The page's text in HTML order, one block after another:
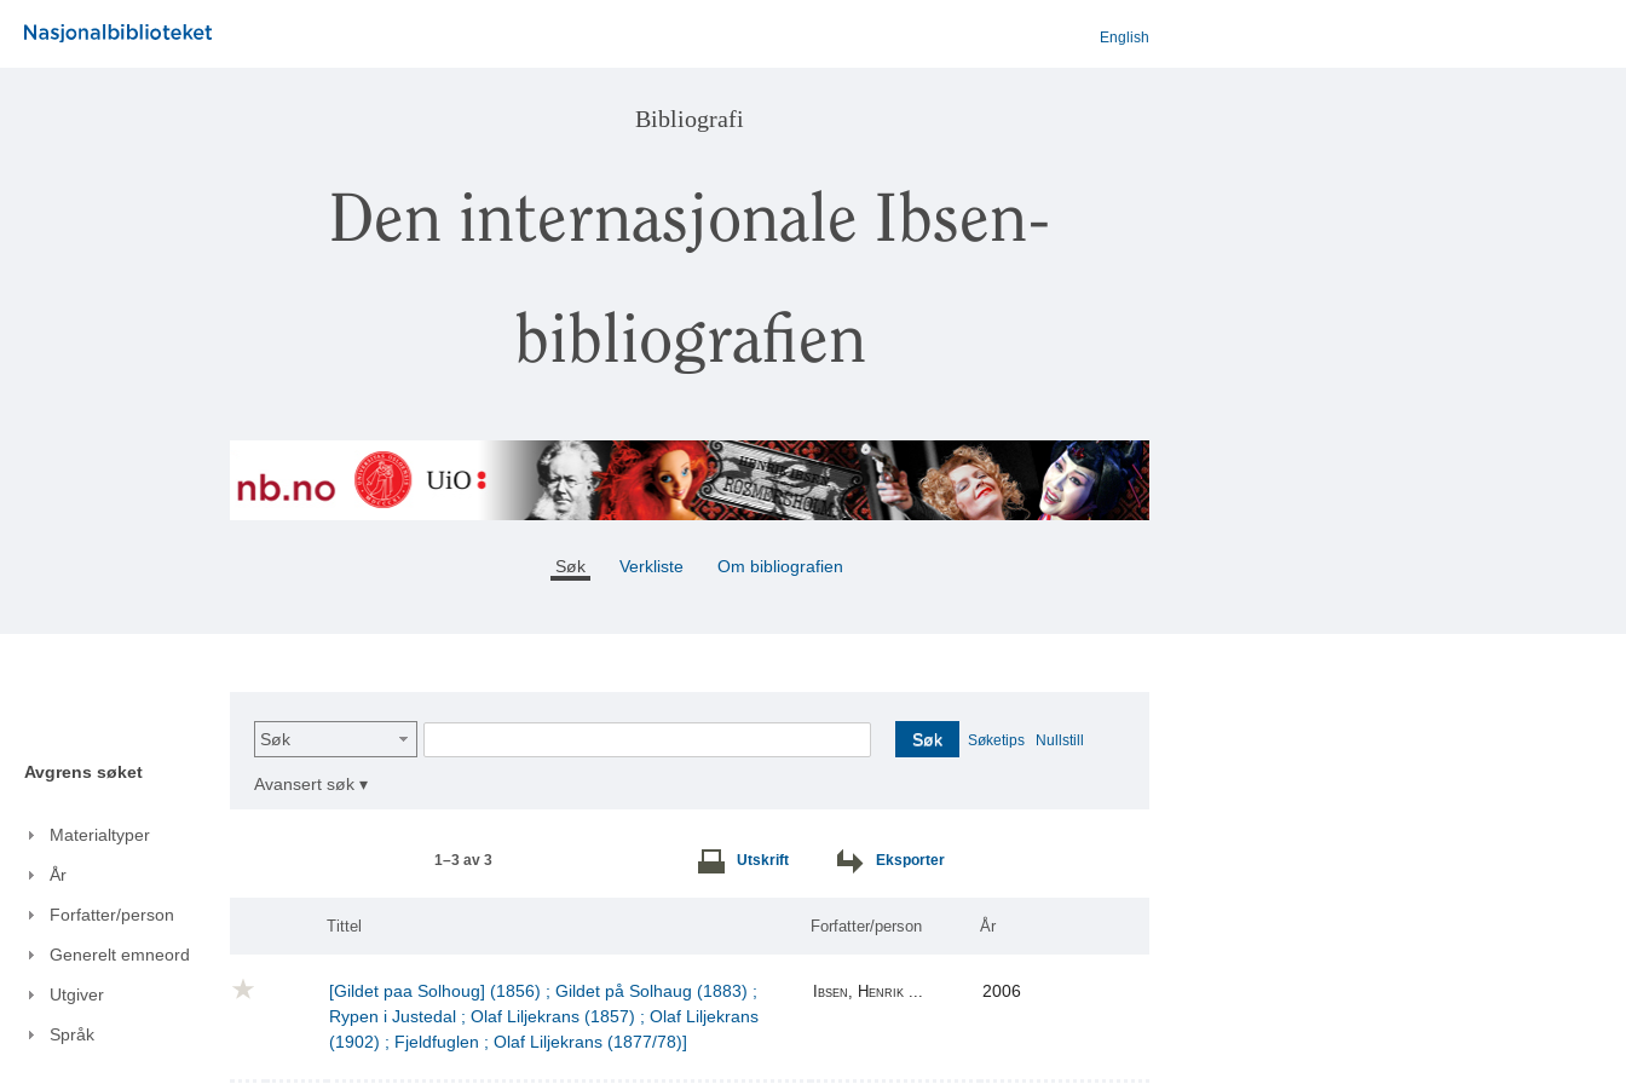
English
Bibliografi
Den internasjonale Ibsen-
bibliografien
Søk Verkliste Om bibliografien
Avgrens søket
Materialtyper
År
Forfatter/person
Generelt emneord
Utgiver
Språk
Søk Søk Søketips Nullstill
Avansert søk ▾
1–3 av 3 Utskrift Eksporter
Tittel Forfatter/person År
[Gildet paa Solhoug] (1856) ; Gildet på Solhaug (1883) ;
Rypen i Justedal ; Olaf Liljekrans (1857) ; Olaf Liljekrans
(1902) ; Fjeldfuglen ; Olaf Liljekrans (1877/78)]
Ibsen, Henrik ... 2006